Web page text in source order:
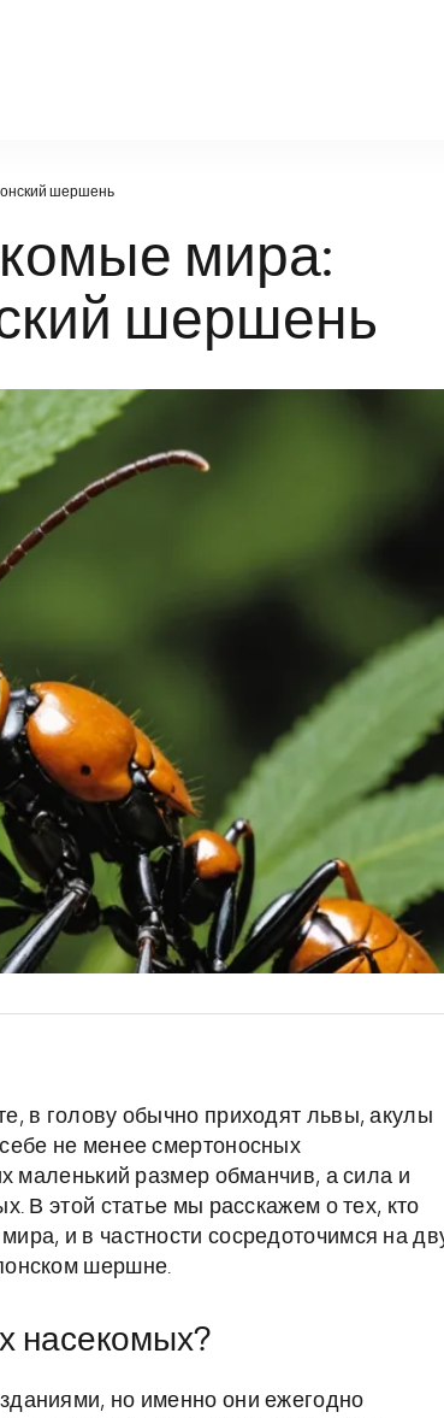
шершень
мира:
шершень
в голову обычно приходят львы, акулы
не менее смертоносных
маленький размер обманчив, а сила и
В этой статье мы расскажем о тех, кто
и в частности сосредоточимся на
шершне.
насекомых?
но именно они ежегодно